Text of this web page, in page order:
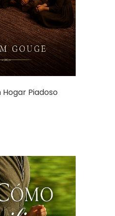
Piadoso